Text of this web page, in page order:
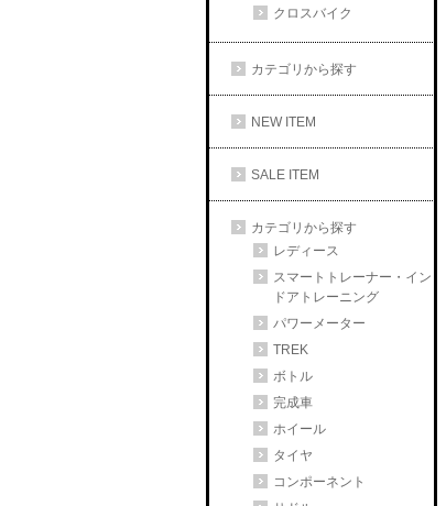
クロスバイク
カテゴリから探す
NEW ITEM
SALE ITEM
カテゴリから探す
レディース
スマートトレーナー・イン
ドアトレーニング
パワーメーター
TREK
ボトル
完成車
ホイール
タイヤ
コンポーネント